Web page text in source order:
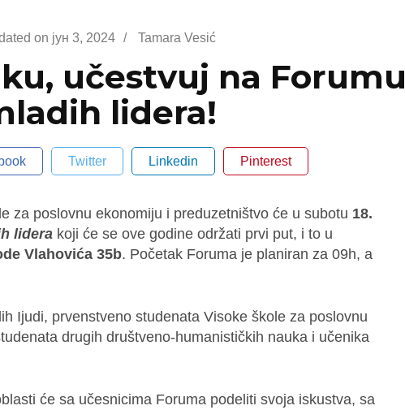
on јун 3, 2024 / Tamara Vesić
učestvuj na Forumu
lidera!
Twitter Linkedin Pinterest
za poslovnu ekonomiju i preduzetništvo će u subotu 18.
lidera koji će se ove godine održati prvi put, i to u
Vlahovića 35b. Početak Foruma je planiran za 09h, a
Ijudi, prvenstveno studenata Visoke škole za poslovnu
drugih društveno-humanističkih nauka i učenika
će sa učesnicima Foruma podeliti svoja iskustva, sa